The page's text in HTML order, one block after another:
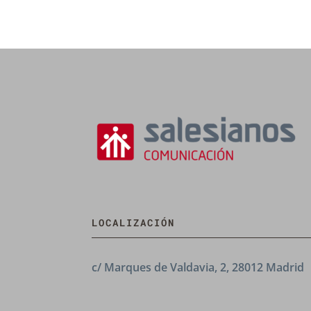
LOCALIZACIÓN
c/ Marques de Valdavia, 2, 28012 Madrid